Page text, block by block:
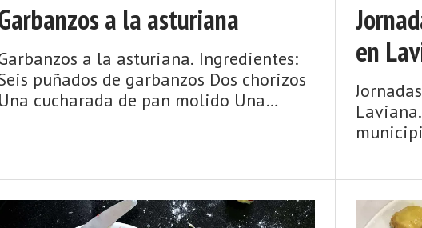
a la asturiana
a la asturiana. Ingredientes:
puñados de garbanzos Dos chorizos
Una cucharada de pan molido Una
...
en
varios